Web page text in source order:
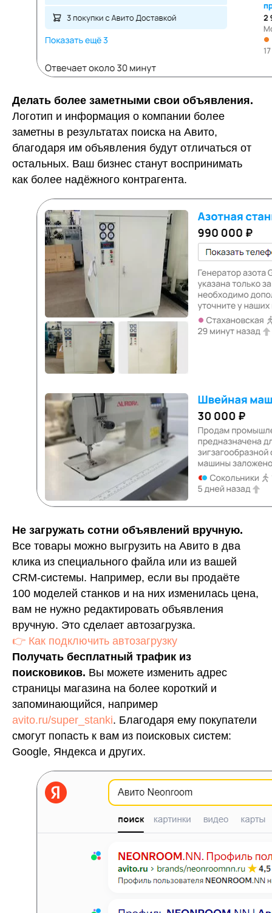
Делать более заметными свои объявления.
Логотип и информация о компании более
заметны в результатах поиска на Авито,
благодаря им объявления будут отличаться от
остальных. Ваш бизнес станут воспринимать
как более надёжного контрагента.
Не загружать сотни объявлений вручную.
Все товары можно выгрузить на Авито в два
клика из специального файла или из вашей
CRM-системы. Например, если вы продаёте
100 моделей станков и на них изменилась цена,
вам не нужно редактировать объявления
вручную. Это сделает автозагрузка.
👉 Как подключить автозагрузку
Получать бесплатный трафик из
поисковиков. Вы можете изменить адрес
страницы магазина на более короткий и
запоминающийся, например
avito.ru/super_stanki. Благодаря ему покупатели
смогут попасть к вам из поисковых систем:
Google, Яндекса и других.